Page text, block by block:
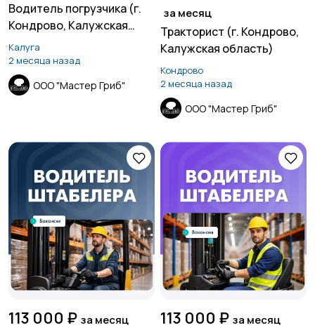
Водитель погрузчика (г.
Кондрово, Калужская
область)
Калуга
2 месяца назад
ООО "Мастер Гриб"
за месяц
Тракторист (г. Кондрово,
Калужская область)
Кондрово
2 месяца назад
ООО "Мастер Гриб"
113 000 ₽ за месяц 113 000 ₽ за месяц